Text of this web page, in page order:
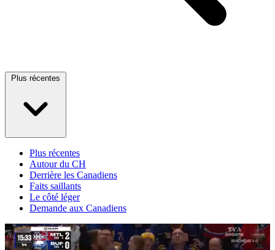
Plus récentes
Plus récentes
Autour du CH
Derrière les Canadiens
Faits saillants
Le côté léger
Demande aux Canadiens